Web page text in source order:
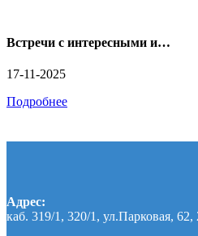
Встречи с интересными и…
17-11-2025
Подробнее
Адрес:
каб. 319/1, 320/1, ул.Парковая, 62,